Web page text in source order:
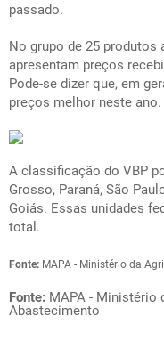
passado.
No grupo de 25 produtos
apresentam preços
Pode-se dizer que, em
preços melhor neste ano.
A classificação do VBP
Grosso, Paraná, São
Goiás. Essas unidades
total.
Fonte: MAPA - Ministério da
Fonte: MAPA - Ministério
Abastecimento